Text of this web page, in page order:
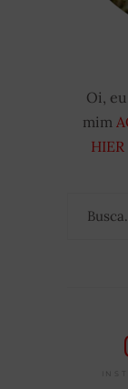
Oi,
mim
HIER